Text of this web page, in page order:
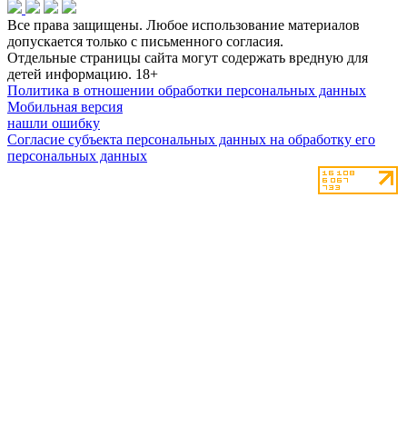
Все права защищены. Любое использование материалов
допускается только с письменного согласия.
Отдельные страницы сайта могут содержать вредную для
детей информацию. 18+
Политика в отношении обработки персональных данных
Мобильная версия
нашли ошибку
Согласие субъекта персональных данных на обработку его
персональных данных